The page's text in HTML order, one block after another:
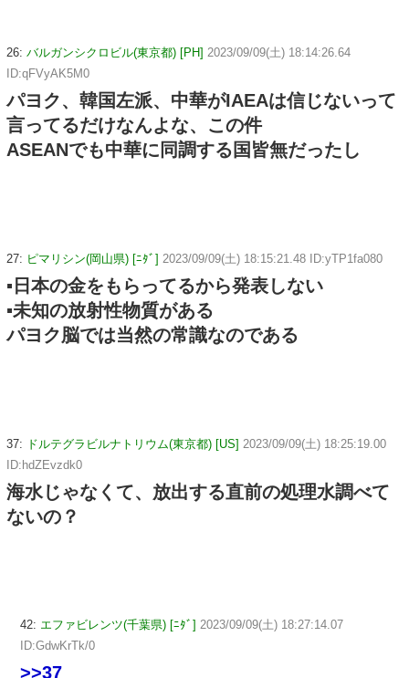
26: バルガンシクロビル(東京都) [PH] 2023/09/09(土) 18:14:26.64
ID:qFVyAK5M0
パヨク、韓国左派、中華がIAEAは信じないって
言ってるだけなんよな、この件
ASEANでも中華に同調する国皆無だったし
27: ピマリシン(岡山県) [ﾆﾀﾞ] 2023/09/09(土) 18:15:21.48 ID:yTP1fa080
▪日本の金をもらってるから発表しない
▪未知の放射性物質がある
パヨク脳では当然の常識なのである
37: ドルテグラビルナトリウム(東京都) [US] 2023/09/09(土) 18:25:19.00
ID:hdZEvzdk0
海水じゃなくて、放出する直前の処理水調べて
ないの？
42: エファビレンツ(千葉県) [ﾆﾀﾞ] 2023/09/09(土) 18:27:14.07
ID:GdwKrTk/0
>>37